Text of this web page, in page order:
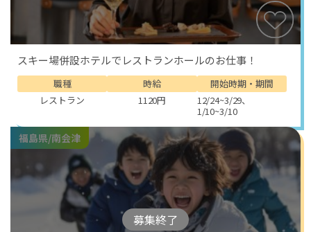
スキー場併設ホテルでレストランホールのお仕事！
職種
レストラン
時給
1120円
開始時期・期間
12/24~3/29、
1/10~3/10
募集終了
福島県/南会津